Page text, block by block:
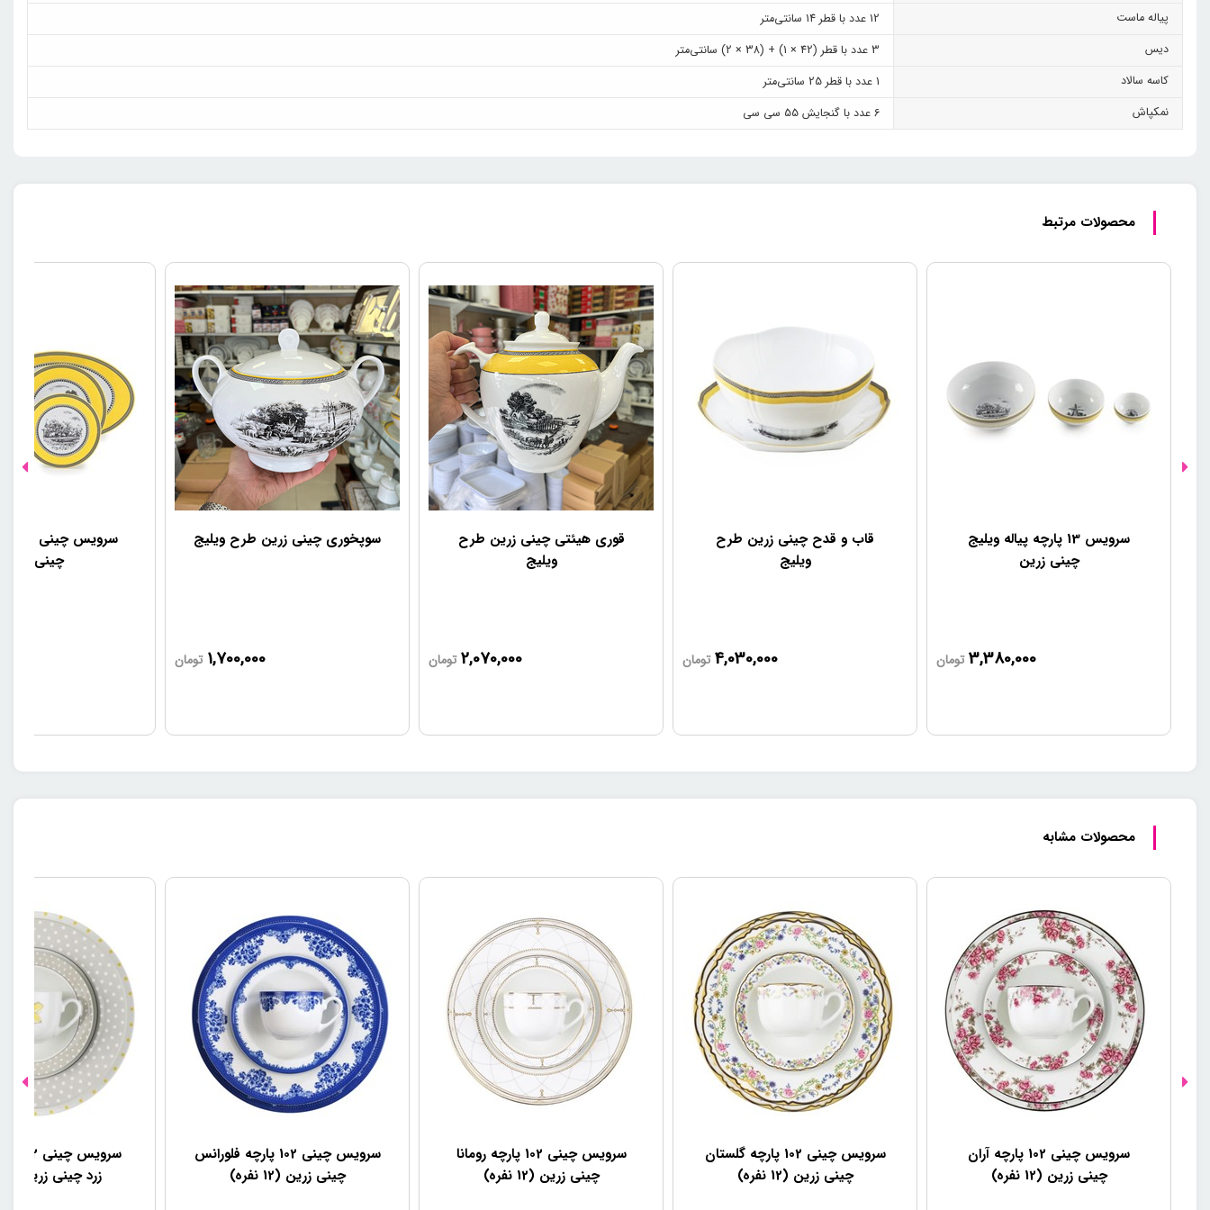
پیاله ماست
12 عدد با قطر 14 سانتی‌متر
دیس
3 عدد با قطر (42 × 1) + (38 × 2) سانتی‌متر
کاسه سالاد
1 عدد با قطر 25 سانتی‌متر
نمکپاش
6 عدد با گنجایش 55 سی سی
محصولات مرتبط
سرویس 13 پارچه پیاله ویلیج
چینی زرین
3,380,000 تومان
قاب و قدح چینی زرین طرح
ویلیج
4,030,000 تومان
قوری هیئتی چینی زرین طرح
ویلیج
2,070,000 تومان
سوپخوری چینی زرین طرح ویلیج
1,700,000 تومان
چینی زرین
محصولات مشابه
سرویس چینی 102 پارچه آران
چینی زرین (12 نفره)
سرویس چینی 102 پارچه گلستان
چینی زرین (12 نفره)
سرویس چینی 102 پارچه رومانا
چینی زرین (12 نفره)
سرویس چینی 102 پارچه فلورانس
چینی زرین (12 نفره)
زرد چینی زرین (12 نفره)